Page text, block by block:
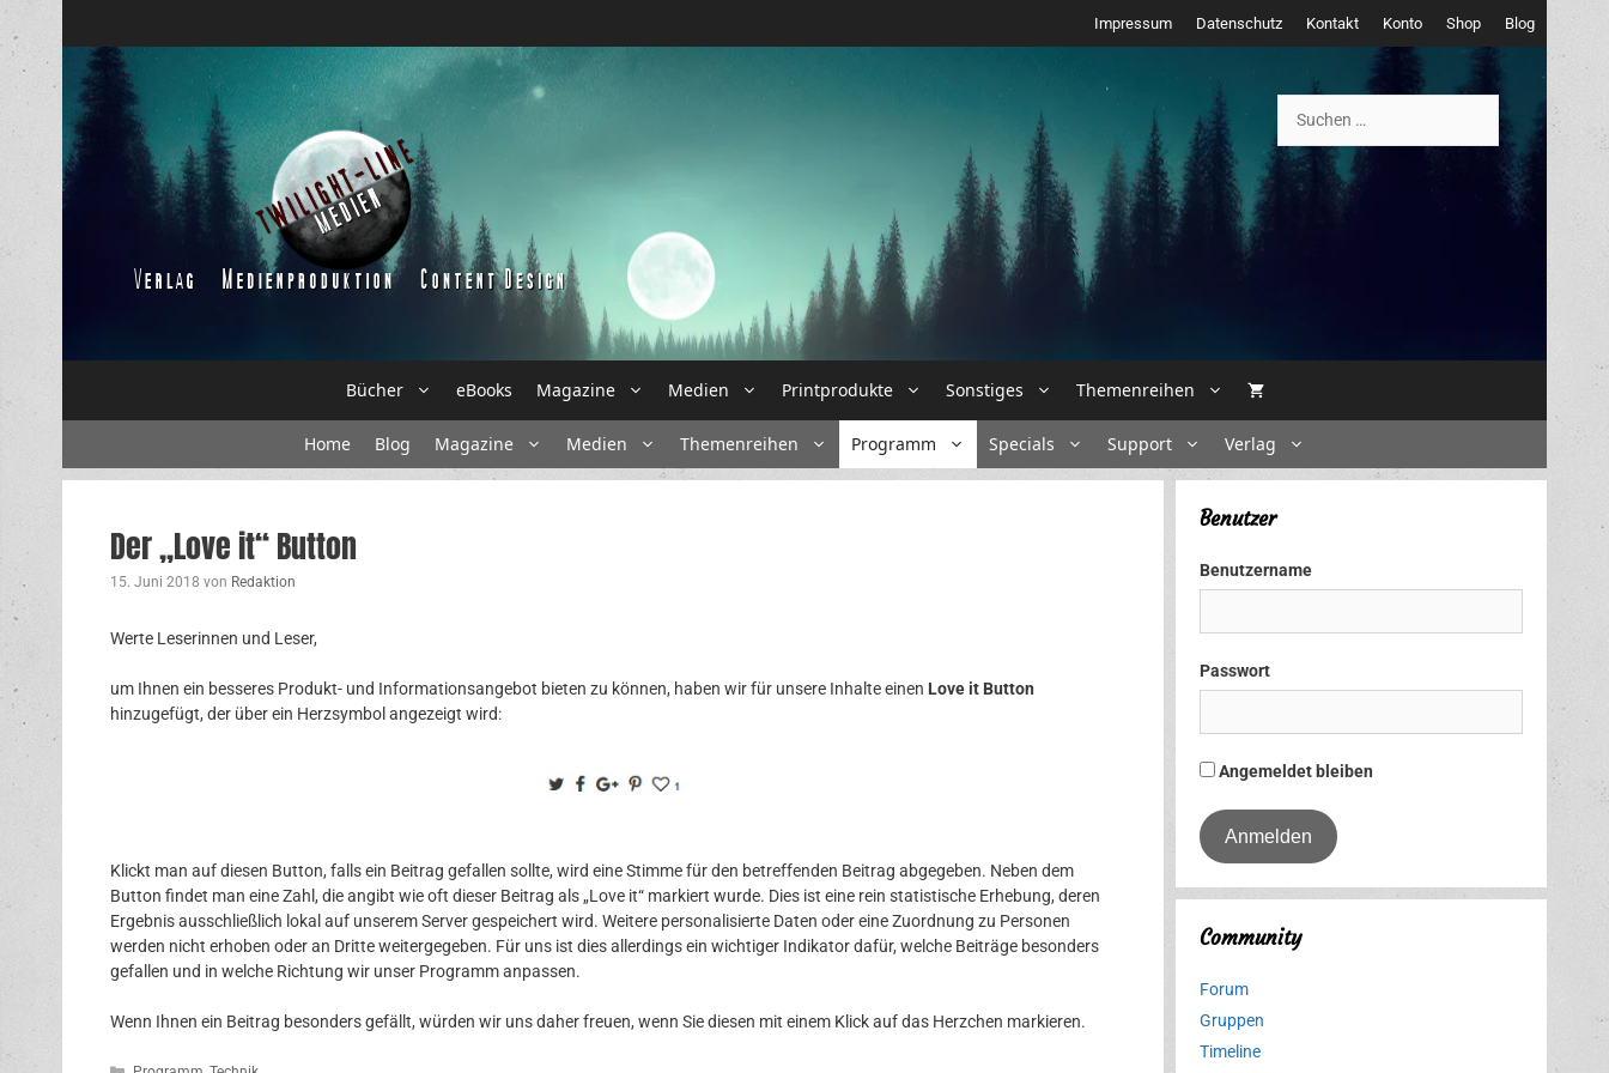
Inhalt
springen
Impressum Datenschutz Kontakt Konto Shop Blog
nach:
Bücher eBooks Magazine Medien Printprodukte Sonstiges Themenreihen
Home Blog Magazine Medien Themenreihen Programm Specials Support Verlag
Der „Love it“ Button
15. Juni 2018 von Redaktion
Werte Leserinnen und Leser,
um Ihnen ein besseres Produkt- und Informationsangebot bieten zu können, haben wir für unsere Inhalte einen Love it Button
hinzugefügt, der über ein Herzsymbol angezeigt wird:
Klickt man auf diesen Button, falls ein Beitrag gefallen sollte, wird eine Stimme für den betreffenden Beitrag abgegeben. Neben dem
Button findet man eine Zahl, die angibt wie oft dieser Beitrag als „Love it“ markiert wurde. Dies ist eine rein statistische Erhebung, deren
Ergebnis ausschließlich lokal auf unserem Server gespeichert wird. Weitere personalisierte Daten oder eine Zuordnung zu Personen
werden nicht erhoben oder an Dritte weitergegeben. Für uns ist dies allerdings ein wichtiger Indikator dafür, welche Beiträge besonders
gefallen und in welche Richtung wir unser Programm anpassen.
Wenn Ihnen ein Beitrag besonders gefällt, würden wir uns daher freuen, wenn Sie diesen mit einem Klick auf das Herzchen markieren.
Benutzer
Benutzername
Passwort
Angemeldet bleiben
Community
Forum
Gruppen
Timeline